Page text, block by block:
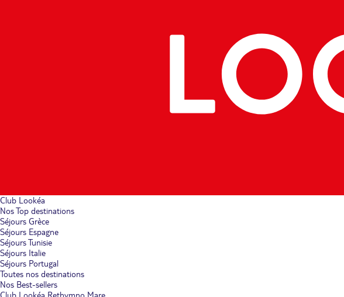
Club Lookéa
Nos Top destinations
Séjours Grèce
Séjours Espagne
Séjours Tunisie
Séjours Italie
Séjours Portugal
Toutes nos destinations
Nos Best-sellers